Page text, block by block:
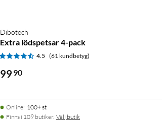
Dibotech
Extra lödspetsar 4-pack
4.5 (61 kundbetyg)
99 90
Online: 100+ st
Finns i 109 butiker. Välj butik